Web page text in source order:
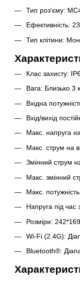
Тип роз'єму:
Ефективність:
Тип клітини:
Клас захисту:
Вага: Близько 3
Вхідна
Вхід/вихід
Макс. напруга
Макс. струм на
Змінний струм
Макс. змінний
Макс.
Напруга під
Розміри:
Wi-Fi (2.4G):
Bluetooth®: